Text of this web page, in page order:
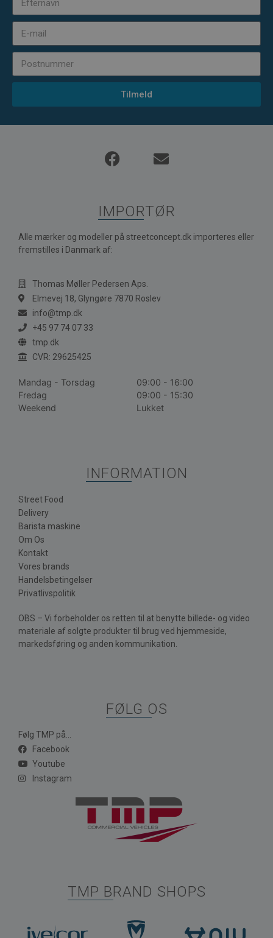
Tilmeld
IMPORTØR
Alle mærker og modeller på streetconcept.dk importeres eller
fremstilles i Danmark af:
Thomas Møller Pedersen Aps.
Elmevej 18, Glyngøre 7870 Roslev
info@tmp.dk
+45 97 74 07 33
tmp.dk
CVR: 29625425
Mandag - Torsdag
09:00 - 16:00
Fredag
09:00 - 15:30
Weekend
Lukket
INFORMATION
Street Food
Delivery
Barista maskine
Om Os
Kontakt
Vores brands
Handelsbetingelser
Privatlivspolitik
OBS – Vi forbeholder os retten til at benytte billede- og video
materiale af solgte produkter til brug ved hjemmeside,
markedsføring og anden kommunikation.
FØLG OS
Følg TMP på...
Facebook
Youtube
Instagram
TMP BRAND SHOPS